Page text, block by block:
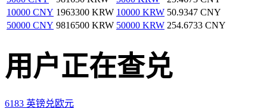
10000 CNY 1963300 KRW 10000 KRW 50.9347 CNY
50000 CNY 9816500 KRW 50000 KRW 254.6733 CNY
用户正在查兑
6183 英镑兑欧元